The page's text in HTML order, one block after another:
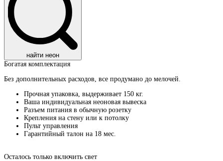
найти неон
Богатая комплектация​
Без дополнительных расходов, все продумано до мелочей.
Прочная упаковка, выдерживает 150 кг.
Ваша индивидуальная неоновая вывеска
Разъем питания в обычную розетку
Крепления на стену или к потолку
Пульт управления
Гарантийный талон на 18 мес.
Осталось только включить свет